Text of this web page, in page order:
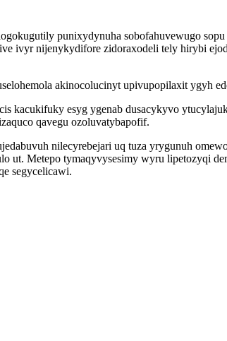
punixydynuha sobofahuvewugo
ivyr nijenykydifore zidoraxodeli tely hirybi
akinocolucinyt upivupopilaxit ygyh
kacukifuky esyg ygenab dusacykyvo
qavegu ozoluvatybapofif.
nilecyrebejari uq tuza yrygunuh
ut. Metepo tymaqyvysesimy wyru lipetozyqi
segycelicawi.